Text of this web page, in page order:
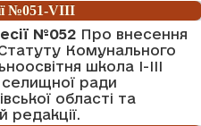
№051-VIII
№052 Про внесення
Комунального
школа І-ІІІ
селищної ради
області та
редакції.